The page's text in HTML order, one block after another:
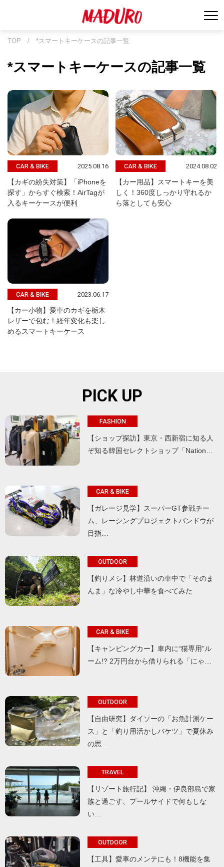
TOP / *スマートキーケースの記事一覧
*スマートキーケースの記事一覧
CAR & BIKE 2025.08.16
【カギの紛失対策】「iPhoneを
探す」からすぐ検索！AirTagが
入るキーケースが便利
CAR & BIKE 2024.08.02
【カー用品】スマートキーを美
しく！360度しっかり守れるか
ら落としても安心
CAR & BIKE 2023.06.17
【カー小物】愛車のカギを栃木
レザーで包む！経年変化も楽し
めるスマートキーケース
PICK UP
FASHION
【ショップ探訪】東京・西新宿に知る人
ぞ知る韓国セレクトショップ「Nation…
CAR & BIKE
【ガレージ見学】スーパーGT参戦チー
ム、レーシングプロジェクトバンドウが
目指…
OUTDOOR
【釣りメシ】林道沿いの車中で「そのま
んま」な冷やし中華を食べてみた
CAR & BIKE
【キャンピングカー】車内に“猫専用”ル
ーム!? 2万円台から借りられる「にゃ…
OUTDOOR
【自由研究】ダイソーの「お魚計測ケー
ス」と「釣り用活かしバケツ」で夏休み
の思…
TRAVEL
【リゾート旅行記】 沖縄・伊良部島で家
族と過ごす、プールサイドで何もしな
い…
OUTDOOR
【工具】愛車のメンテにも！8機能を集